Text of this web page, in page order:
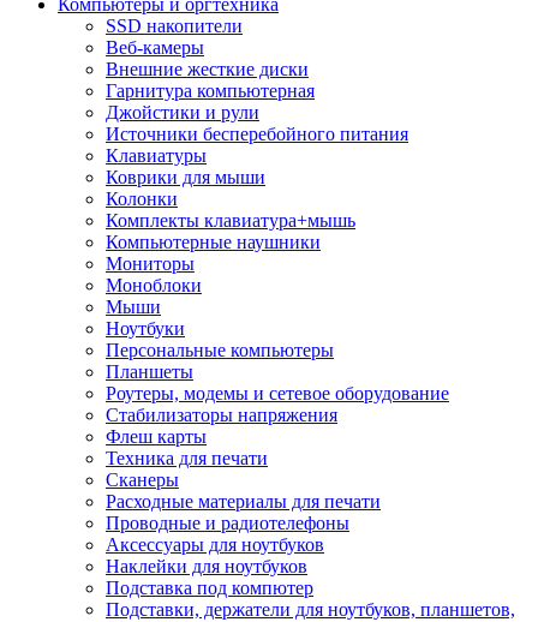
Компьютеры и оргтехника
SSD накопители
Веб-камеры
Внешние жесткие диски
Гарнитура компьютерная
Джойстики и рули
Источники бесперебойного питания
Клавиатуры
Коврики для мыши
Колонки
Комплекты клавиатура+мышь
Компьютерные наушники
Мониторы
Моноблоки
Мыши
Ноутбуки
Персональные компьютеры
Планшеты
Роутеры, модемы и сетевое оборудование
Стабилизаторы напряжения
Флеш карты
Техника для печати
Сканеры
Расходные материалы для печати
Проводные и радиотелефоны
Аксессуары для ноутбуков
Наклейки для ноутбуков
Подставка под компютер
Подставки, держатели для ноутбуков, планшетов,